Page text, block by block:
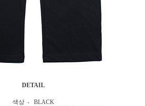
DETAIL
색상 - BLACK